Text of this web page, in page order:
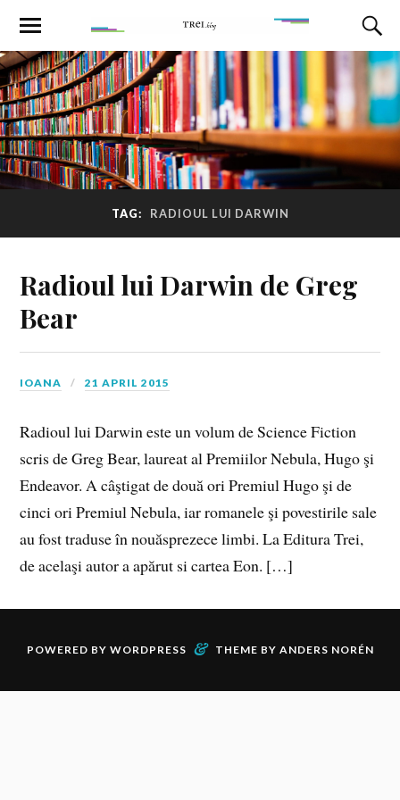
TAG: RADIOUL LUI DARWIN
Radioul lui Darwin de Greg
Bear
IOANA 21 APRIL 2015
Radioul lui Darwin este un volum de Science Fiction
scris de Greg Bear, laureat al Premiilor Nebula, Hugo şi
Endeavor. A câştigat de două ori Premiul Hugo şi de
cinci ori Premiul Nebula, iar romanele şi povestirile sale
au fost traduse în nouăsprezece limbi. La Editura Trei,
de acelaşi autor a apărut si cartea Eon. […]
POWERED BY WORDPRESS & THEME BY ANDERS NORÉN